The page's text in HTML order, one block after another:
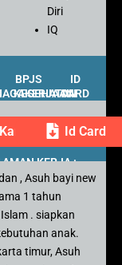
Diri
IQ
BPJS
KESEHATAN
ID
CARD
Kartu PesertaId Card
KERJA :
, Asuh bayi new
1 tahun
. siapkan
anak.
timur, Asuh